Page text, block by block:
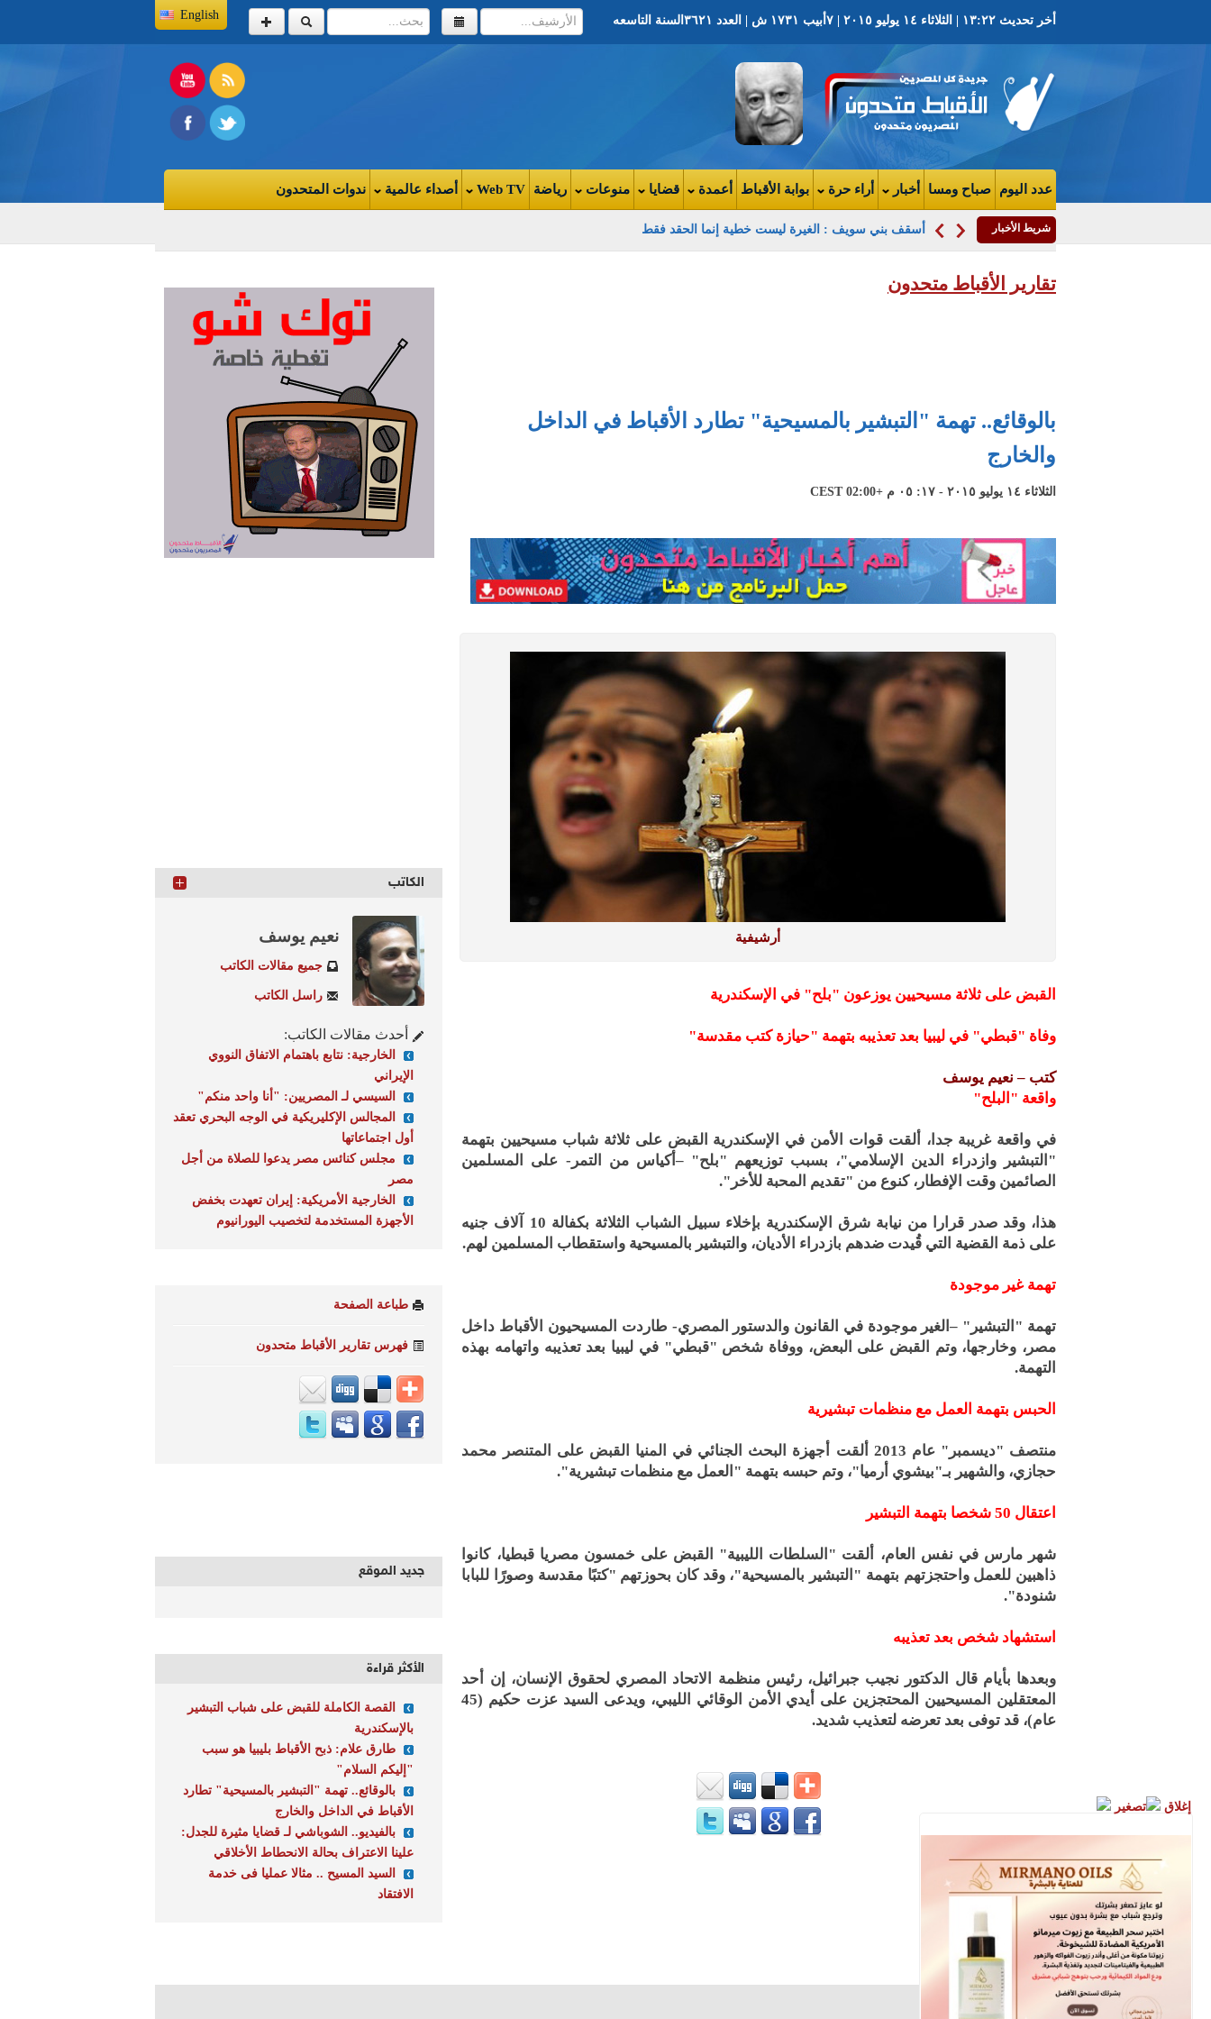
أخر تحديث ١٣:٢٢ | الثلاثاء ١٤ يوليو ٢٠١٥ | ٧أبيب ١٧٣١ ش | العدد ٣٦٢١السنة التاسعه English
عدد اليوم صباح ومسا أخبار أراء حرة بوابة الأقباط أعمدة قضايا منوعات رياضة Web TV أصداء عالمية ندوات المتحدون
إغلاق تصغير
شريط الأخبار إطلاق أسماء عدد من شهداء الشرطة على شوارع ومدارس المحافظة
تقارير الأقباط متحدون
بالوقائع.. تهمة "التبشير بالمسيحية" تطارد الأقباط في الداخل
والخارج
الثلاثاء ١٤ يوليو ٢٠١٥ - ١٧: ٠٥ م +02:00 CEST
أرشيفية
القبض على ثلاثة مسيحيين يوزعون "بلح" في الإسكندرية
وفاة "قبطي" في ليبيا بعد تعذيبه بتهمة "حيازة كتب مقدسة"
كتب – نعيم يوسف
واقعة "البلح"
في واقعة غريبة جدا، ألقت قوات الأمن في الإسكندرية القبض على ثلاثة شباب مسيحيين بتهمة
"التبشير وازدراء الدين الإسلامي"، بسبب توزيعهم "بلح" –أكياس من التمر- على المسلمين
الصائمين وقت الإفطار، كنوع من "تقديم المحبة للأخر".
هذا، وقد صدر قرارا من نيابة شرق الإسكندرية بإخلاء سبيل الشباب الثلاثة بكفالة 10 آلاف جنيه
على ذمة القضية التي قُيدت ضدهم بازدراء الأديان، والتبشير بالمسيحية واستقطاب المسلمين لهم.
تهمة غير موجودة
تهمة "التبشير" –الغير موجودة في القانون والدستور المصري- طاردت المسيحيون الأقباط داخل
مصر، وخارجها، وتم القبض على البعض، ووفاة شخص "قبطي" في ليبيا بعد تعذيبه واتهامه بهذه
التهمة.
الحبس بتهمة العمل مع منظمات تبشيرية
منتصف "ديسمبر" عام 2013 ألقت أجهزة البحث الجنائي في المنيا القبض على المتنصر محمد
حجازي، والشهير بـ"بيشوي أرميا"، وتم حبسه بتهمة "العمل مع منظمات تبشيرية".
اعتقال 50 شخصا بتهمة التبشير
شهر مارس في نفس العام، ألقت "السلطات الليبية" القبض على خمسون مصريا قبطيا، كانوا
ذاهبين للعمل واحتجزتهم بتهمة "التبشير بالمسيحية"، وقد كان بحوزتهم "كتبًا مقدسة وصورًا للبابا
شنودة".
استشهاد شخص بعد تعذيبه
وبعدها بأيام قال الدكتور نجيب جبرائيل، رئيس منظمة الاتحاد المصري لحقوق الإنسان، إن أحد
المعتقلين المسيحيين المحتجزين على أيدي الأمن الوقائي الليبي، ويدعى السيد عزت حكيم (45
عام)، قد توفى بعد تعرضه لتعذيب شديد.
الكاتب
نعيم يوسف
جميع مقالات الكاتب
راسل الكاتب
أحدث مقالات الكاتب:
الخارجية: نتابع باهتمام الاتفاق النووي
الإيراني
السيسي لـ المصريين: "أنا واحد منكم"
المجالس الإكليريكية في الوجه البحري تعقد
أول اجتماعاتها
مجلس كنائس مصر يدعوا للصلاة من أجل
مصر
الخارجية الأمريكية: إيران تعهدت بخفض
الأجهزة المستخدمة لتخصيب اليورانيوم
طباعة الصفحة
فهرس تقارير الأقباط متحدون
جديد الموقع
الأكثر قراءة
القصة الكاملة للقبض على شباب التبشير
بالإسكندرية
طارق علام: ذبح الأقباط بليبيا هو سبب
"إليكم السلام"
بالوقائع.. تهمة "التبشير بالمسيحية" تطارد
الأقباط في الداخل والخارج
بالفيديو.. الشوباشي لـ قضايا مثيرة للجدل:
علينا الاعتراف بحالة الانحطاط الأخلاقي
السيد المسيح .. مثالا عمليا فى خدمة
الافتقاد
الأقباط متحدون